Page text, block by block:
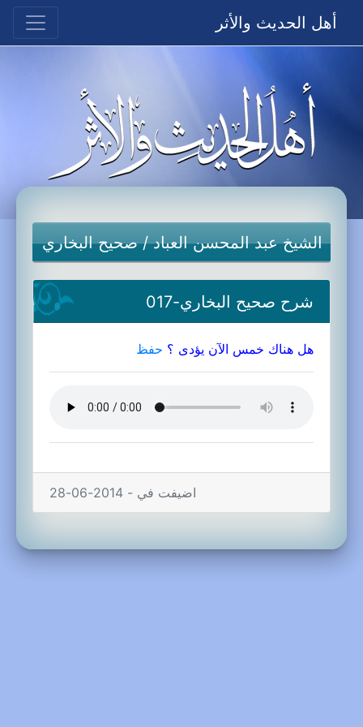
أهل الحديث والأثر
الشيخ عبد المحسن العباد/صحيح البخاري
شرح صحيح البخاري-017
هل هناك خمس الآن يؤدى ؟ حفظ
اضيفت في - 2014-06-28